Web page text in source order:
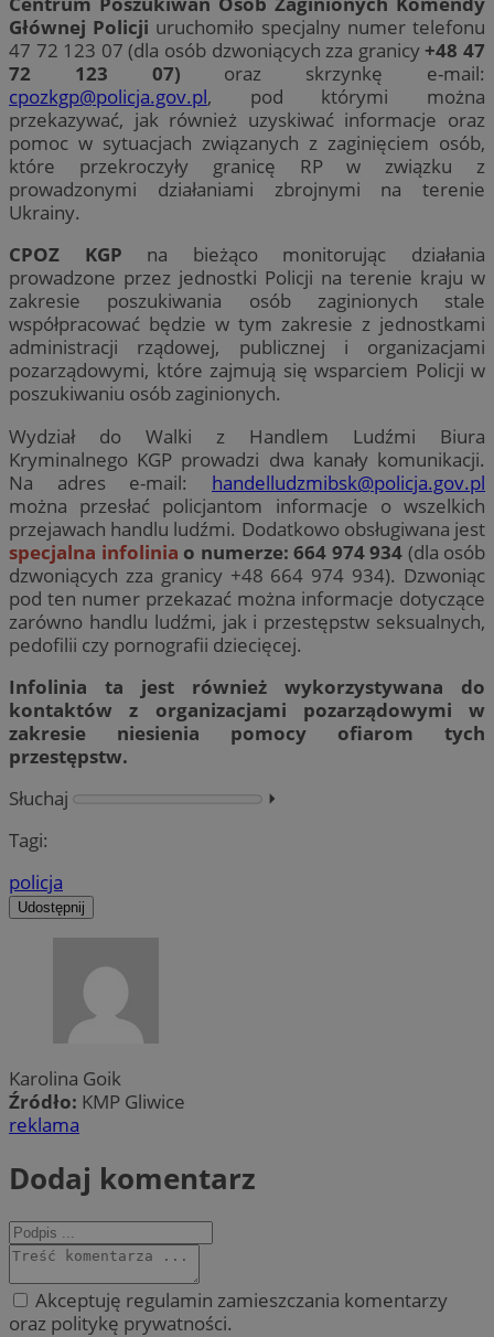
Głównej Policji uruchomiło specjalny numer telefonu
47 72 123 07 (dla osób dzwoniących zza granicy+48 47
72 123 07) oraz skrzynkę e-mail:
cpozkgp@policja.gov.pl, pod którymi można
przekazywać, jak również uzyskiwać informacje oraz
pomoc w sytuacjach związanych z zaginięciem osób,
które przekroczyły granicę RP w związku z
prowadzonymi działaniami zbrojnymi na terenie
Ukrainy.
CPOZ KGP na bieżąco monitorując działania
prowadzone przez jednostki Policji na terenie kraju w
zakresie poszukiwania osób zaginionych stale
współpracować będzie w tym zakresie z jednostkami
administracji rządowej, publicznej i organizacjami
pozarządowymi, które zajmują się wsparciem Policji w
poszukiwaniu osób zaginionych.
Wydział do Walki z Handlem Ludźmi Biura
Kryminalnego KGP prowadzi dwa kanały komunikacji.
Na adres e-mail: handelludzmibsk@policja.gov.pl
można przesłać policjantom informacje o wszelkich
przejawach handlu ludźmi. Dodatkowo obsługiwana jest
specjalna infolinia o numerze: 664 974 934 (dla osób
dzwoniących zza granicy +48 664 974 934). Dzwoniąc
pod ten numer przekazać można informacje dotyczące
zarówno handlu ludźmi, jak i przestępstw seksualnych,
pedofilii czy pornografii dziecięcej.
Infolinia ta jest również wykorzystywana do
kontaktów z organizacjami pozarządowymi w
zakresie niesienia pomocy ofiarom tych
przestępstw.
Słuchaj
⏵︎
Tagi:
policja
Udostępnij
Karolina Goik
Źródło: KMP Gliwice
reklama
Dodaj komentarz
Akceptuję regulamin zamieszczania komentarzy
oraz politykę prywatności.